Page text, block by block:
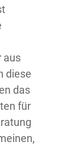
aus
diese
das
für